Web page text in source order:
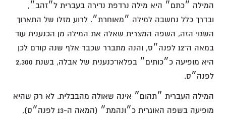
המילה ״כתם״ היא מילה נרדפת נדירה בעברית ל״זהב״,
ובדרך כלל נחשבה למילה ״מאוחרת״. לרוע מזלו של התארוך
השגוי הזה, השפה המצרית שאלה את המילה מן הכנענית עוד
במאה ה־12 לפנה״ס, והנה מתברר שכבר אלף שנה קודם לכן
היא מופיעה כ״כותים״ בפלאו־כנענית של אבלה, בשנת 2,300
לפנה״ס.
המילה העברית ״תהום״ אינה שאולה מהבבלית. לא רק שהיא
מופיעה בשפה האוגרית כ״ונהמת״ (המאה ה-13 לפנה״ס),